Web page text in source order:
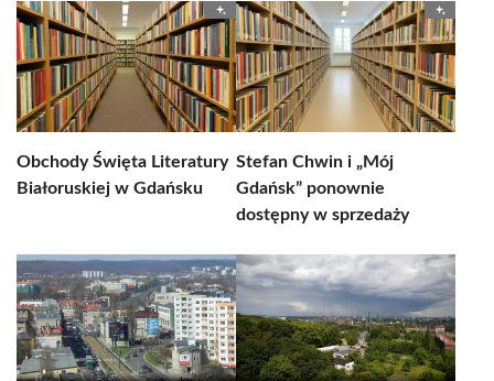
Obchody Święta Literatury
Białoruskiej w Gdańsku
Stefan Chwin i „Mój
Gdańsk” ponownie
dostępny w sprzedaży